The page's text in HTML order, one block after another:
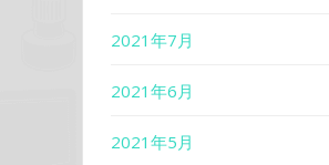
2021年7月
2021年6月
2021年5月